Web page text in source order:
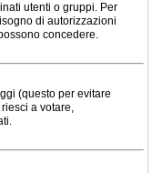
utenti o gruppi. Per
di autorizzazioni
concedere.
(questo per evitare
a votare,